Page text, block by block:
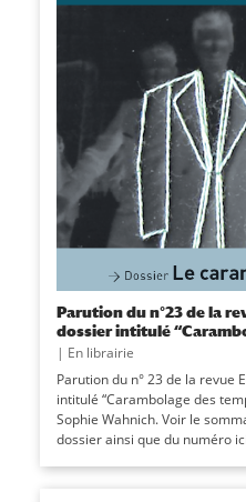
Parution du n°23 de la
dossier intitulé
| En librairie
Parution du n° 23 de la revue
intitulé “Carambolage des
Sophie Wahnich. Voir le
dossier ainsi que du numéro